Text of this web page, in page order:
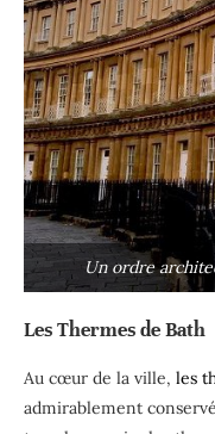
Un ordre
Les Thermes de Bath
Au cœur de la ville, les
admirablement